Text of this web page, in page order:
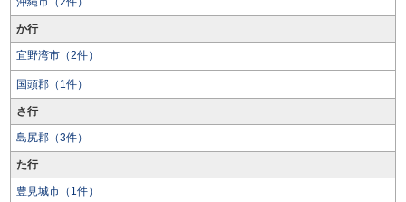
か行
宜野湾市（2件）
国頭郡（1件）
さ行
島尻郡（3件）
た行
豊見城市（1件）